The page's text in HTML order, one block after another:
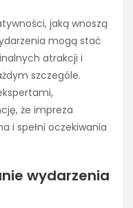
jaką wnoszą
mogą stać
atrakcji i
szczególe.
że impreza
i spełni oczekiwania
wydarzenia